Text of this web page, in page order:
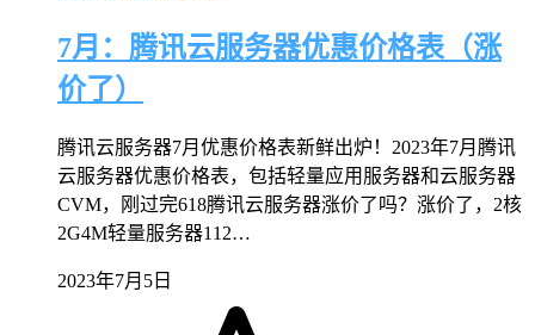
7月：腾讯云服务器优惠价格表（涨
价了）
腾讯云服务器7月优惠价格表新鲜出炉！2023年7月腾讯
云服务器优惠价格表，包括轻量应用服务器和云服务器
CVM，刚过完618腾讯云服务器涨价了吗？涨价了，2核
2G4M轻量服务器112…
2023年7月5日